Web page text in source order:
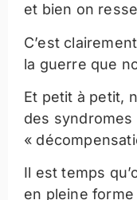
et bien on
C’est
la guerre que
Et petit à petit,
des
«
Il est temps
en pleine forme